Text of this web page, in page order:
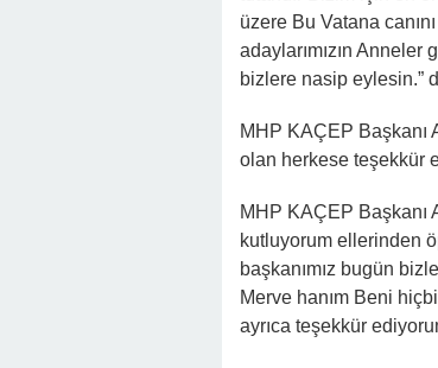
üzere Bu Vatana
adaylarımızın
bizlere nasip eylesin.”
MHP KAÇEP
olan herkese teşekkür
MHP KAÇEP Başkanı
kutluyorum ellerinden
başkanımız bugün
Merve hanım Beni
ayrıca teşekkür